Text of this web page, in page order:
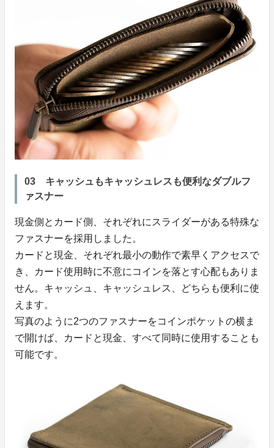
03 キャッシュもキャッシュレスも便利なダブルフ
ァスナー
現金側とカード側、それぞれにスライダーがある特殊な
ファスナーを採用しました。
カードと現金、それぞれ最小の動作で素早くアクセスで
き、カード使用時に不意にコインを落とす心配もありま
せん。キャッシュ、キャッシュレス、どちらも便利に使
えます。
写真のように2つのファスナーをコインポケットの横ま
で開けば、カードと現金、すべて同時に使用することも
可能です。